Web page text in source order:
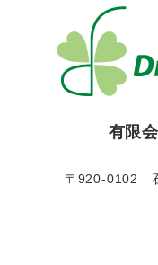
有限
〒920-0102